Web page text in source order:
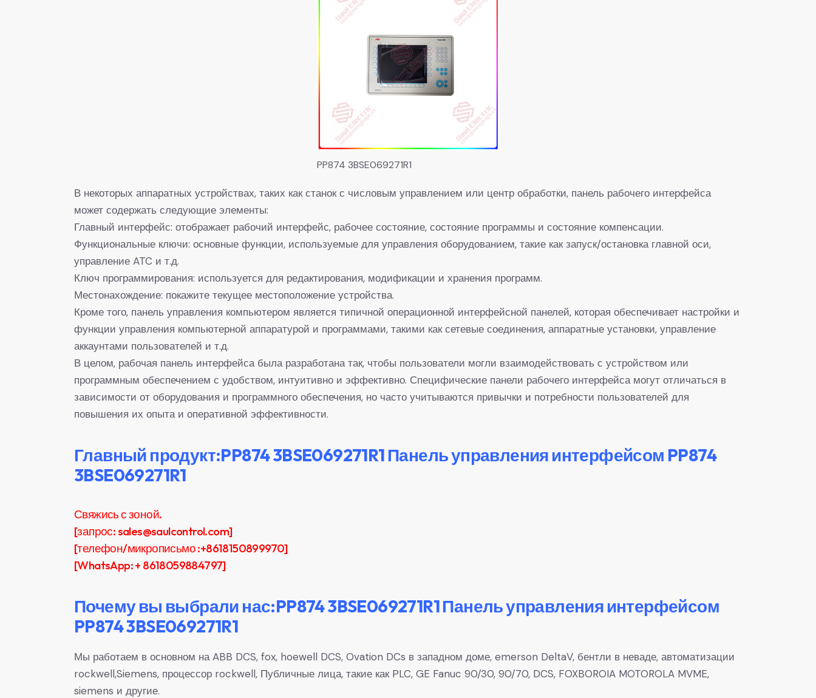
PP874 3BSE069271R1
В некоторых аппаратных устройствах, таких как станок с числовым управлением или центр обработки, панель рабочего интерфейса
может содержать следующие элементы:
Главный интерфейс: отображает рабочий интерфейс, рабочее состояние, состояние программы и состояние компенсации.
Функциональные ключи: основные функции, используемые для управления оборудованием, такие как запуск/остановка главной оси,
управление ATC и т.д.
Ключ программирования: используется для редактирования, модификации и хранения программ.
Местонахождение: покажите текущее местоположение устройства.
Кроме того, панель управления компьютером является типичной операционной интерфейсной панелей, которая обеспечивает настройки и
функции управления компьютерной аппаратурой и программами, такими как сетевые соединения, аппаратные установки, управление
аккаунтами пользователей и т.д.
В целом, рабочая панель интерфейса была разработана так, чтобы пользователи могли взаимодействовать с устройством или
программным обеспечением с удобством, интуитивно и эффективно. Специфические панели рабочего интерфейса могут отличаться в
зависимости от оборудования и программного обеспечения, но часто учитываются привычки и потребности пользователей для
повышения их опыта и оперативной эффективности.
Главный продукт:PP874 3BSE069271R1 Панель управления интерфейсом PP874
3BSE069271R1
Свяжись с зоной.
[запрос: sales@saulcontrol.com]
[телефон/микрописьмо :+8618150899970]
[WhatsApp: + 8618059884797]
Почему вы выбрали нас:PP874 3BSE069271R1 Панель управления интерфейсом
PP874 3BSE069271R1
Мы работаем в основном на ABB DCS, fox, hoewell DCS, Ovation DCs в западном доме, emerson DeltaV, бентли в неваде, автоматизации
rockwell,Siemens, процессор rockwell, Публичные лица, такие как PLC, GE Fanuc 90/30, 90/70, DCS, FOXBOROIA MOTOROLA MVME,
siemens и другие.